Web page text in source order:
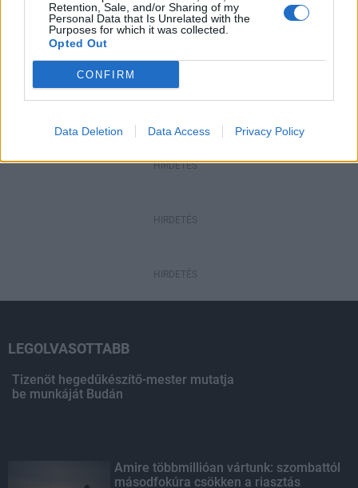
Retention, Sale, and/or Sharing of my
Personal Data that Is Unrelated with the
Purposes for which it was collected.
Opted Out
CONFIRM
Data Deletion Data Access Privacy Policy
Fából épül Budakeszi új óvodája
HIRDETÉS
HIRDETÉS
HIRDETÉS
LEGOLVASOTTABB
Tizenöt hegedűkészítő-mester mutatja
be munkáját Budán
Amire többmillióan vártunk: szombattól
másodfokúra csökken a riasztás